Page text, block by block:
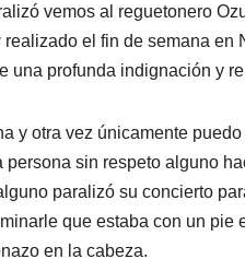
d
s
vemos al reguetonero
el fin de semana en
una profunda indignación y
y otra vez únicamente
persona sin respeto alguno
paralizó su concierto
que estaba con un
en la cabeza.